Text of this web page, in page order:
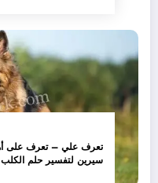
تعرف علي – تعرف على
سيرين لتفسير حلم